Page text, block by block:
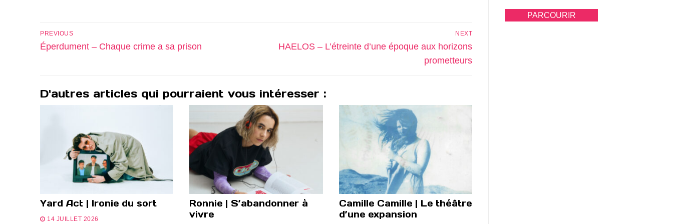
Navigation
de
PREVIOUS
Previous
Éperdument – Chaque crime a sa prison
NEXT
Next
HAELOS – L’étreinte d’une époque aux horizons
prometteurs
D'autres articles qui pourraient vous intéresser :
Yard Act | Ironie du sort
14 JUILLET 2026
Ronnie | S’abandonner à
vivre
Camille Camille | Le théâtre
d’une expansion
PARCOURIR